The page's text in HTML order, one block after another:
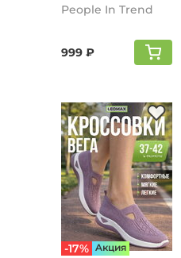
People In Trend
999 ₽
-17% Aкция